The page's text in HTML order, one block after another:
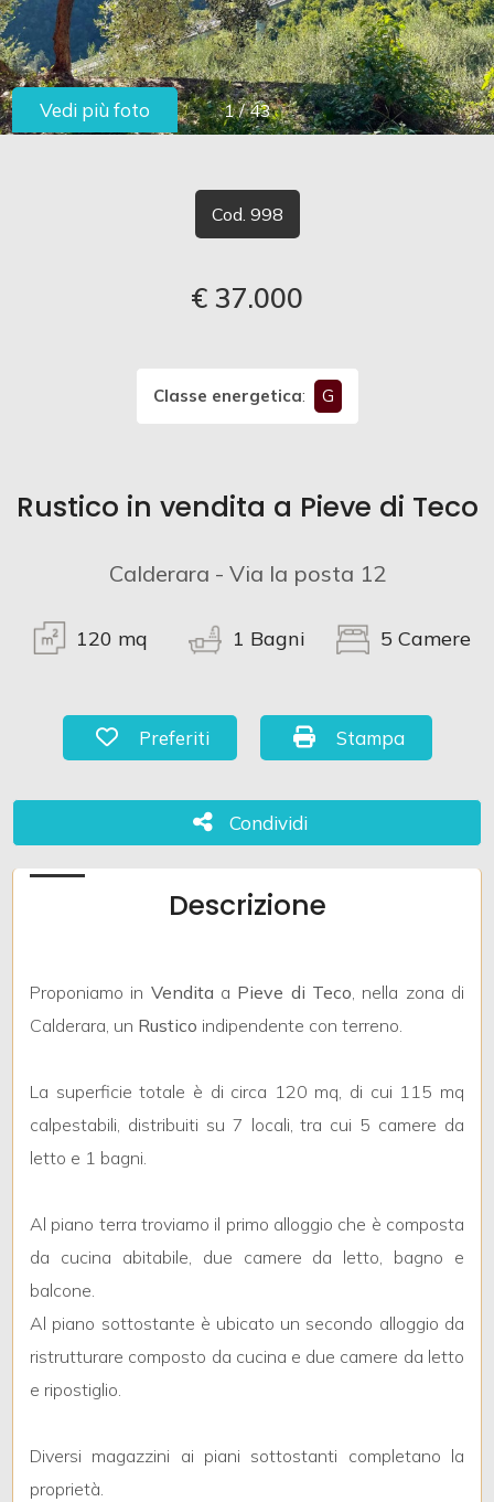
1 / 43
Vedi più foto
Cod. 998
€ 37.000
Classe energetica: G
Rustico in vendita a Pieve di Teco
Calderara - Via la posta 12
120 mq 1 Bagni 5 Camere
Preferiti: Cod. 998
Preferiti Stampa: Cod. 998
Stampa
Condividi
Condividi
Descrizione
Proponiamo in Vendita a Pieve di Teco, nella zona di
Calderara, un Rustico indipendente con terreno.
La superficie totale è di circa 120 mq, di cui 115 mq
calpestabili, distribuiti su 7 locali, tra cui 5 camere da
letto e 1 bagni.
Al piano terra troviamo il primo alloggio che è composta
da cucina abitabile, due camere da letto, bagno e
balcone.
Al piano sottostante è ubicato un secondo alloggio da
ristrutturare composto da cucina e due camere da letto
e ripostiglio.
Diversi magazzini ai piani sottostanti completano la
proprietà.
LAVORA
CON
NOI
Provincia
Comune
Terreni
Locali
minimi
Qualsiasi
1
2
4